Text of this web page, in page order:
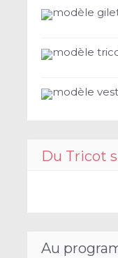
modèle
modèle
modèle
Du Tricot
Au